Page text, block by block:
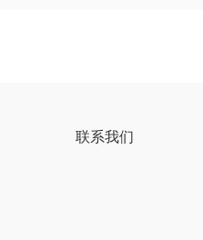
联系我们